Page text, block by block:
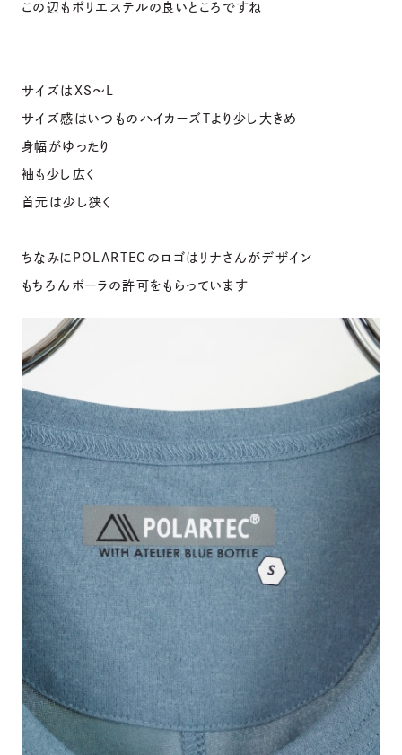
この辺もポリエステルの良いところですね
サイズはXS〜L
サイズ感はいつものハイカーズTより少し大きめ
身幅がゆったり
袖も少し広く
首元は少し狭く
ちなみにPOLARTECのロゴはリナさんがデザイン
もちろんポーラの許可をもらっています